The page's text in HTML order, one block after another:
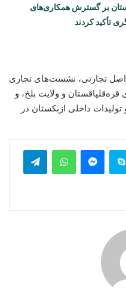
بر گسترش همکاری‌های
تأکید کردند
تجارتی، نشست‌های تجاری
و ولایت بلخ، و
داخلی ازبکستان در
Skype
Messenger
WhatsApp